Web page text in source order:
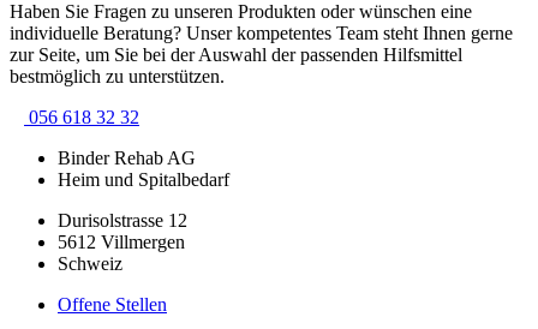
Haben Sie Fragen zu unseren Produkten oder wünschen eine
individuelle Beratung? Unser kompetentes Team steht Ihnen gerne
zur Seite, um Sie bei der Auswahl der passenden Hilfsmittel
bestmöglich zu unterstützen.
056 618 32 32
Binder Rehab AG
Heim und Spitalbedarf
Durisolstrasse 12
5612 Villmergen
Schweiz
Offene Stellen